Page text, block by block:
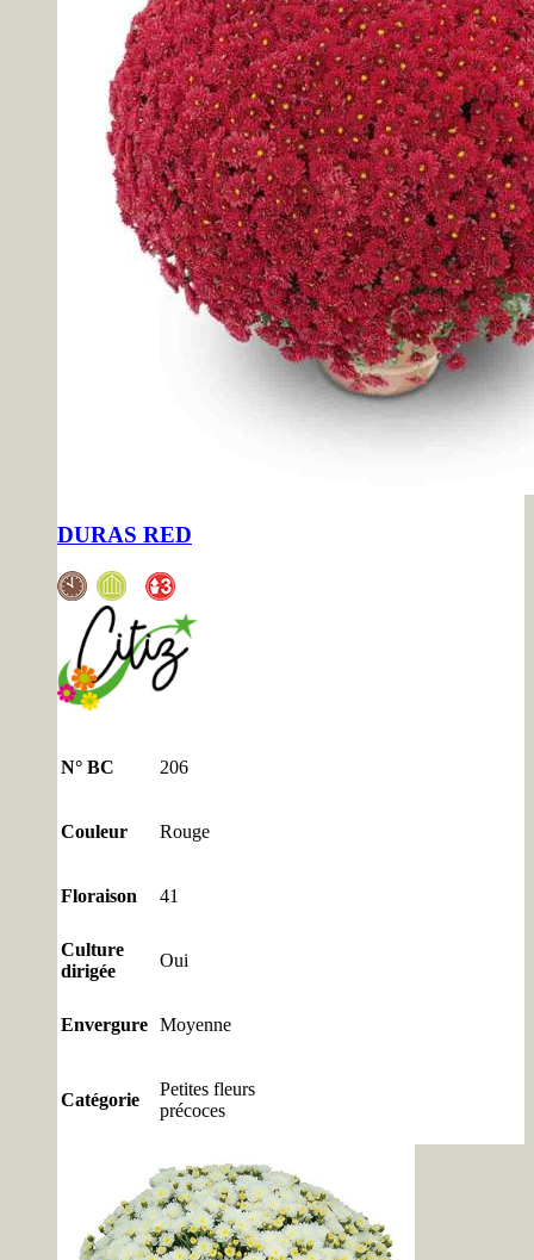
DURAS RED
N° BC 206
Couleur Rouge
Floraison 41
Culture
dirigée
Oui
Envergure Moyenne
Catégorie
Petites fleurs
précoces